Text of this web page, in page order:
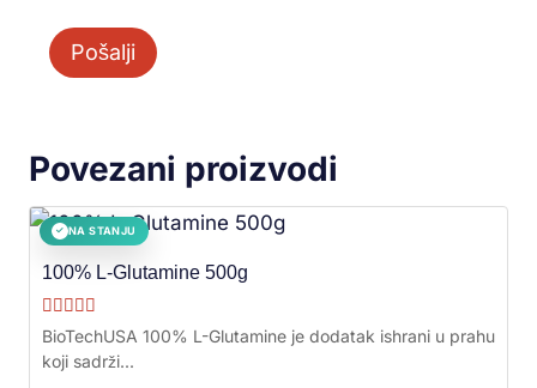
Povezani proizvodi
✓ NA STANJU
100% L-Glutamine 500g
Ocenjeno sa
5.00
od 5
BioTechUSA 100% L-Glutamine je dodatak ishrani u prahu
koji sadrži...